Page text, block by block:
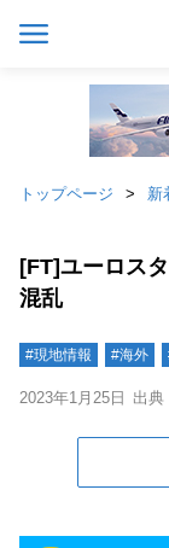
トップページ 新
[FT]ユーロス
混乱
#現地情報 #海外
2023年1月25日 出典